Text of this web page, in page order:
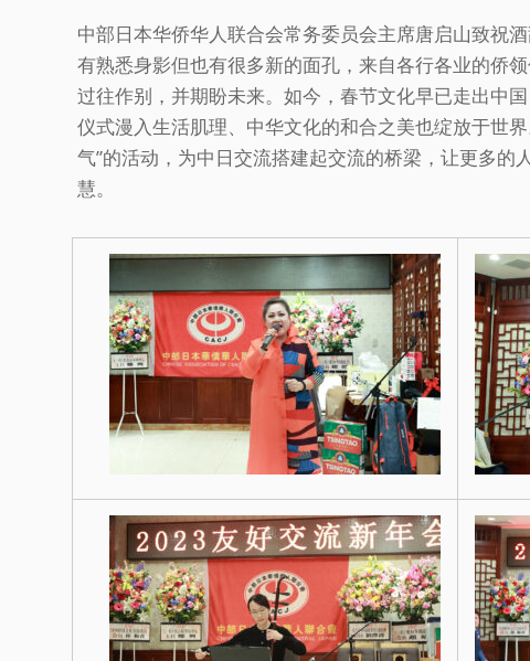
中部日本华侨华人联合会常务委员会主席唐启山致祝
有熟悉身影但也有很多新的面孔，来自各行各业的侨
过往作别，并期盼未来。如今，春节文化早已走出中
仪式漫入生活肌理、中华文化的和合之美也绽放于世
气”的活动，为中日交流搭建起交流的桥梁，让更多的
慧。